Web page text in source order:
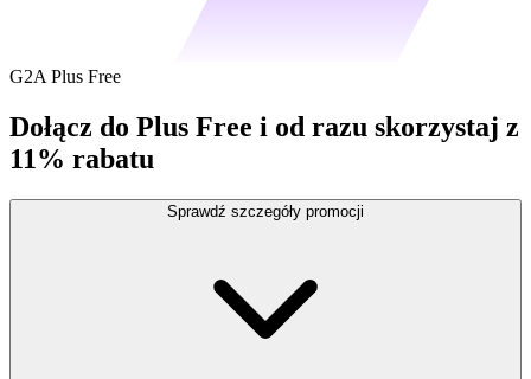
G2A Plus Free
Dołącz do Plus Free i od razu skorzystaj z
11% rabatu
Sprawdź szczegóły promocji